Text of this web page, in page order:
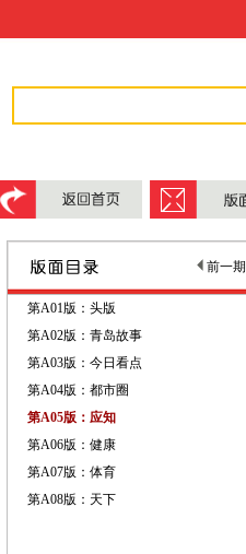
前一期
第A01版：头版
第A02版：青岛故事
第A03版：今日看点
第A04版：都市圈
第A05版：应知
第A06版：健康
第A07版：体育
第A08版：天下